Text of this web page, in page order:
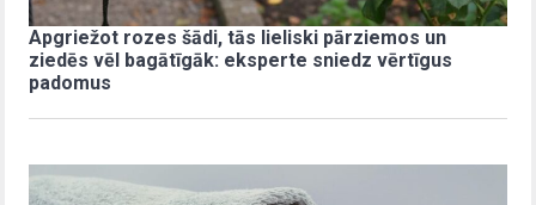
Apgriežot rozes šādi, tās lieliski pārziemos un
ziedēs vēl bagātīgāk: eksperte sniedz vērtīgus
padomus